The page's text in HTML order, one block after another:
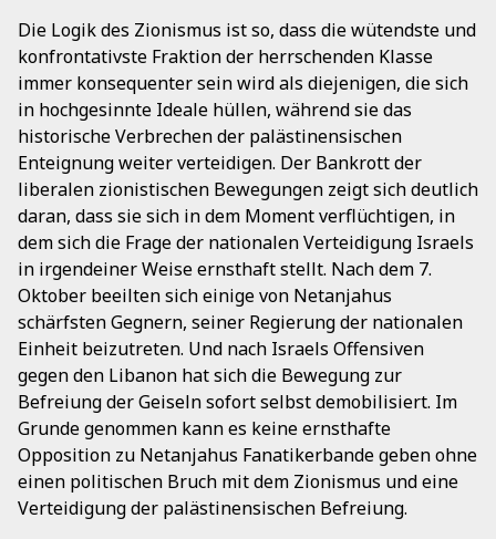
Die Logik des Zionismus ist so, dass die wütendste und
konfrontativste Fraktion der herrschenden Klasse
immer konsequenter sein wird als diejenigen, die sich
in hochgesinnte Ideale hüllen, während sie das
historische Verbrechen der palästinensischen
Enteignung weiter verteidigen. Der Bankrott der
liberalen zionistischen Bewegungen zeigt sich deutlich
daran, dass sie sich in dem Moment verflüchtigen, in
dem sich die Frage der nationalen Verteidigung Israels
in irgendeiner Weise ernsthaft stellt. Nach dem 7.
Oktober beeilten sich einige von Netanjahus
schärfsten Gegnern, seiner Regierung der nationalen
Einheit beizutreten. Und nach Israels Offensiven
gegen den Libanon hat sich die Bewegung zur
Befreiung der Geiseln sofort selbst demobilisiert. Im
Grunde genommen kann es keine ernsthafte
Opposition zu Netanjahus Fanatikerbande geben ohne
einen politischen Bruch mit dem Zionismus und eine
Verteidigung der palästinensischen Befreiung.